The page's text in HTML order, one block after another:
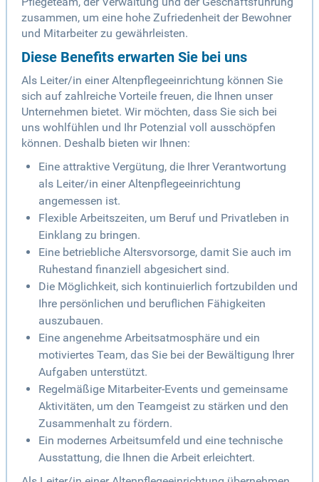
zusammen, um eine hohe Zufriedenheit der Bewohner
und Mitarbeiter zu gewährleisten.
Diese Benefits erwarten Sie bei uns
Als Leiter/in einer Altenpflegeeinrichtung können Sie
sich auf zahlreiche Vorteile freuen, die Ihnen unser
Unternehmen bietet. Wir möchten, dass Sie sich bei
uns wohlfühlen und Ihr Potenzial voll ausschöpfen
können. Deshalb bieten wir Ihnen:
Eine attraktive Vergütung, die Ihrer Verantwortung
als Leiter/in einer Altenpflegeeinrichtung
angemessen ist.
Flexible Arbeitszeiten, um Beruf und Privatleben in
Einklang zu bringen.
Eine betriebliche Altersvorsorge, damit Sie auch im
Ruhestand finanziell abgesichert sind.
Die Möglichkeit, sich kontinuierlich fortzubilden und
Ihre persönlichen und beruflichen Fähigkeiten
auszubauen.
Eine angenehme Arbeitsatmosphäre und ein
motiviertes Team, das Sie bei der Bewältigung Ihrer
Aufgaben unterstützt.
Regelmäßige Mitarbeiter-Events und gemeinsame
Aktivitäten, um den Teamgeist zu stärken und den
Zusammenhalt zu fördern.
Ein modernes Arbeitsumfeld und eine technische
Ausstattung, die Ihnen die Arbeit erleichtert.